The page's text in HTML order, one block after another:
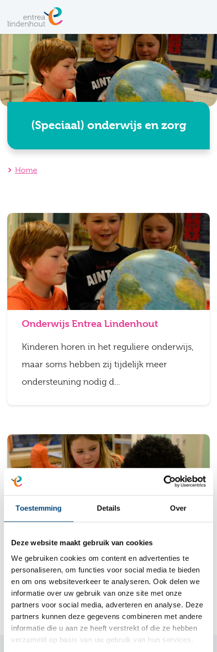
Toestemming Details Over
Deze website maakt gebruik van cookies
We gebruiken cookies om content en advertenties te
personaliseren, om functies voor social media te bieden
en om ons websiteverkeer te analyseren. Ook delen we
informatie over uw gebruik van onze site met onze
partners voor social media, adverteren en analyse. Deze
partners kunnen deze gegevens combineren met andere
informatie die u aan ze heeft verstrekt of die ze hebben
verzameld op basis van uw gebruik van hun services.
(Speciaal) onderwijs en zorg
Home
Onderwijs Entrea Lindenhout
Kinderen horen in het reguliere onderwijs,
maar soms hebben zij tijdelijk meer
ondersteuning nodig d...
Onderwijs en zorg
De kracht van samen